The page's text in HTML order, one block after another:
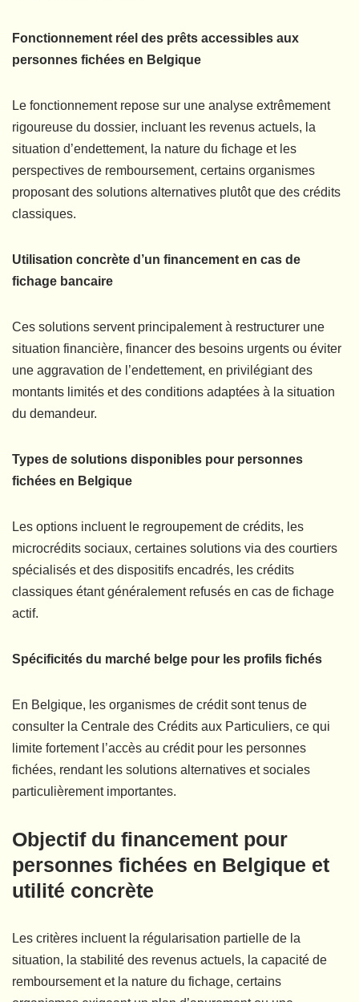
Fonctionnement réel des prêts accessibles aux
personnes fichées en Belgique
Le fonctionnement repose sur une analyse extrêmement
rigoureuse du dossier, incluant les revenus actuels, la
situation d’endettement, la nature du fichage et les
perspectives de remboursement, certains organismes
proposant des solutions alternatives plutôt que des crédits
classiques.
Utilisation concrète d’un financement en cas de
fichage bancaire
Ces solutions servent principalement à restructurer une
situation financière, financer des besoins urgents ou éviter
une aggravation de l’endettement, en privilégiant des
montants limités et des conditions adaptées à la situation
du demandeur.
Types de solutions disponibles pour personnes
fichées en Belgique
Les options incluent le regroupement de crédits, les
microcrédits sociaux, certaines solutions via des courtiers
spécialisés et des dispositifs encadrés, les crédits
classiques étant généralement refusés en cas de fichage
actif.
Spécificités du marché belge pour les profils fichés
En Belgique, les organismes de crédit sont tenus de
consulter la Centrale des Crédits aux Particuliers, ce qui
limite fortement l’accès au crédit pour les personnes
fichées, rendant les solutions alternatives et sociales
particulièrement importantes.
Objectif du financement pour
personnes fichées en Belgique et
utilité concrète
Les critères incluent la régularisation partielle de la
situation, la stabilité des revenus actuels, la capacité de
remboursement et la nature du fichage, certains